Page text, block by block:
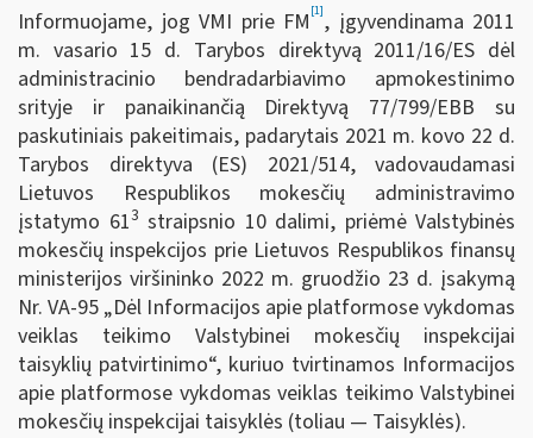
Informuojame, jog VMI prie FM [1], įgyvendinama 2011
m. vasario 15 d. Tarybos direktyvą 2011/16/ES dėl
administracinio bendradarbiavimo apmokestinimo
srityje ir panaikinančią Direktyvą 77/799/EBB su
paskutiniais pakeitimais, padarytais 2021 m. kovo 22 d.
Tarybos direktyva (ES) 2021/514, vadovaudamasi
Lietuvos Respublikos mokesčių administravimo
įstatymo 613 straipsnio 10 dalimi, priėmė Valstybinės
mokesčių inspekcijos prie Lietuvos Respublikos finansų
ministerijos viršininko 2022 m. gruodžio 23 d. įsakymą
Nr. VA-95 „Dėl Informacijos apie platformose vykdomas
veiklas teikimo Valstybinei mokesčių inspekcijai
taisyklių patvirtinimo“, kuriuo tvirtinamos Informacijos
apie platformose vykdomas veiklas teikimo Valstybinei
mokesčių inspekcijai taisyklės (toliau — Taisyklės).